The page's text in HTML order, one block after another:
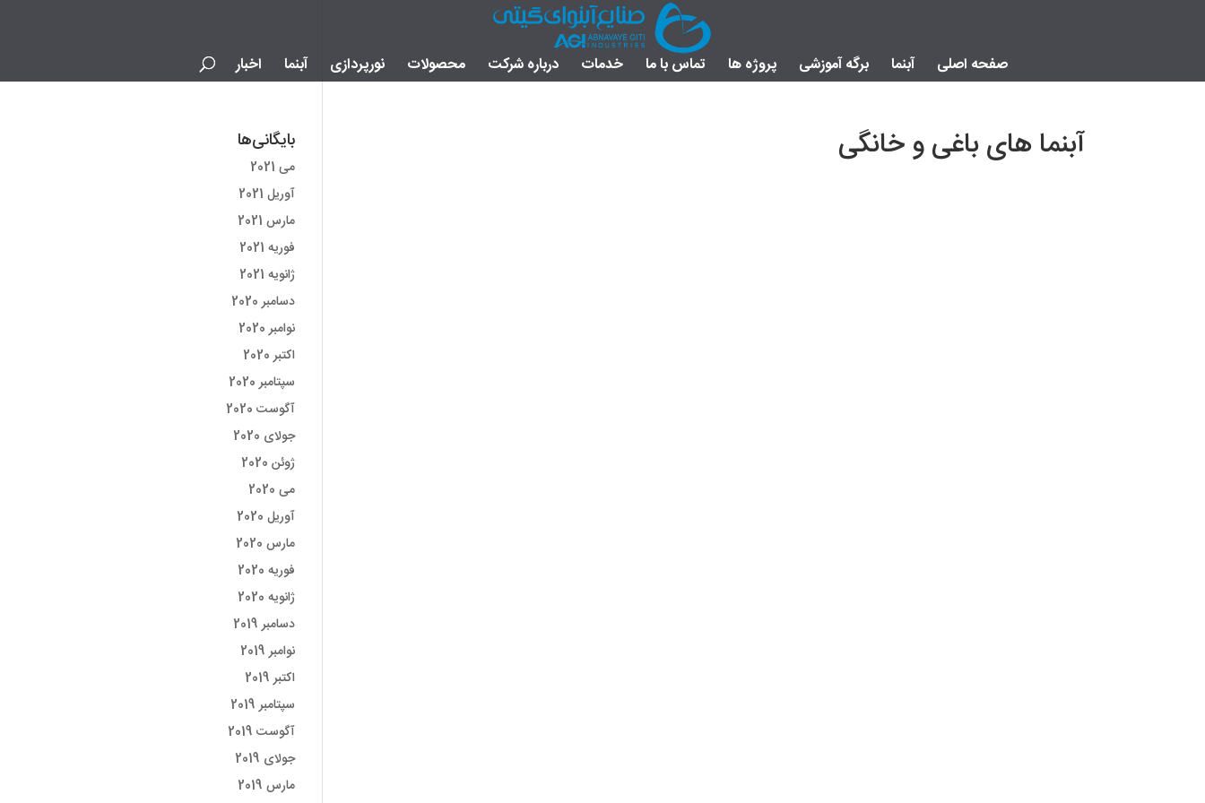
صفحه اصلی آبنما برگه آموزشی پروژه ها تماس با ما خدمات درباره شرکت محصولات نورپردازی آبنما اخبار
آبنما های باغی و خانگی بایگانی‌ها
می 2021
آوریل 2021
مارس 2021
فوریه 2021
ژانویه 2021
دسامبر 2020
نوامبر 2020
اکتبر 2020
سپتامبر 2020
آگوست 2020
جولای 2020
ژوئن 2020
می 2020
آوریل 2020
مارس 2020
فوریه 2020
ژانویه 2020
دسامبر 2019
نوامبر 2019
اکتبر 2019
سپتامبر 2019
آگوست 2019
جولای 2019
مارس 2019